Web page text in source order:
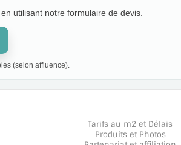
utilisant notre formulaire de devis.
(selon affluence).
Tarifs au m2 et Délais
Produits et Photos